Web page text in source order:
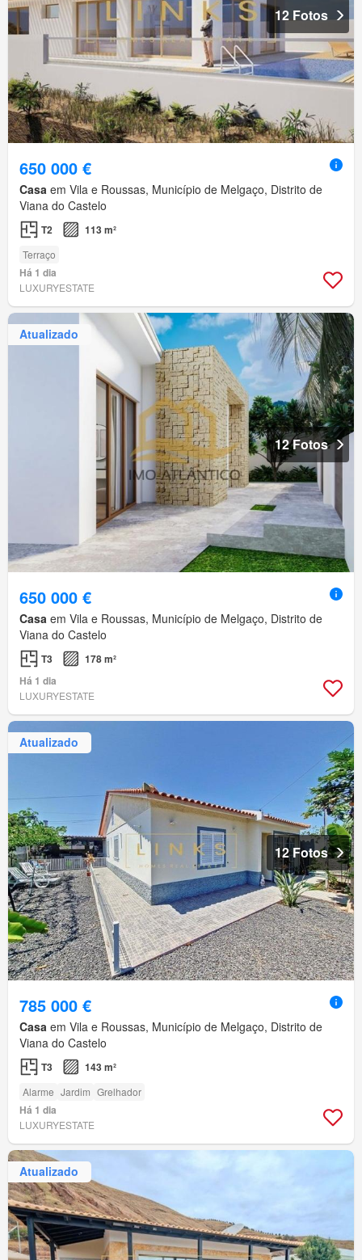
12 Fotos
650 000 €
Casa em Vila e Roussas, Município de Melgaço, Distrito de
Viana do Castelo
T2 113 m²
Terraço
Há 1 dia
LUXURYESTATE
Atualizado
12 Fotos
650 000 €
Casa em Vila e Roussas, Município de Melgaço, Distrito de
Viana do Castelo
T3
178 m²
Há 1 dia
LUXURYESTATE
Atualizado
12 Fotos
785 000 €
Casa em Vila e Roussas, Município de Melgaço, Distrito de
Viana do Castelo
T3 143 m²
Alarme Jardim Grelhador
Há 1 dia
LUXURYESTATE
Atualizado